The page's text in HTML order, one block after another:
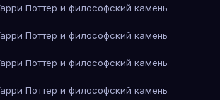
Поттер и философский камень
Поттер и философский камень
Поттер и философский камень
Поттер и философский камень